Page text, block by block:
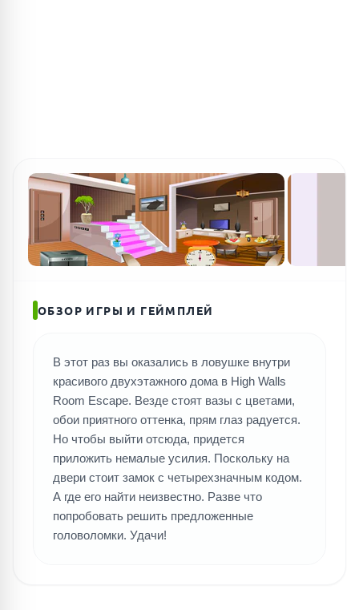
ОБЗОР ИГРЫ И ГЕЙМПЛЕЙ
В этот раз вы оказались в ловушке внутри
красивого двухэтажного дома в High Walls
Room Escape. Везде стоят вазы с цветами,
обои приятного оттенка, прям глаз радуется.
Но чтобы выйти отсюда, придется
приложить немалые усилия. Поскольку на
двери стоит замок с четырехзначным кодом.
А где его найти неизвестно. Разве что
попробовать решить предложенные
головоломки. Удачи!